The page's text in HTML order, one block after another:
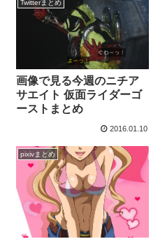
Twitterまとめ
画像で見る今週のニチア
サエイト 仮面ライダーゴ
ーストまとめ
2016.01.10
pixivまとめ